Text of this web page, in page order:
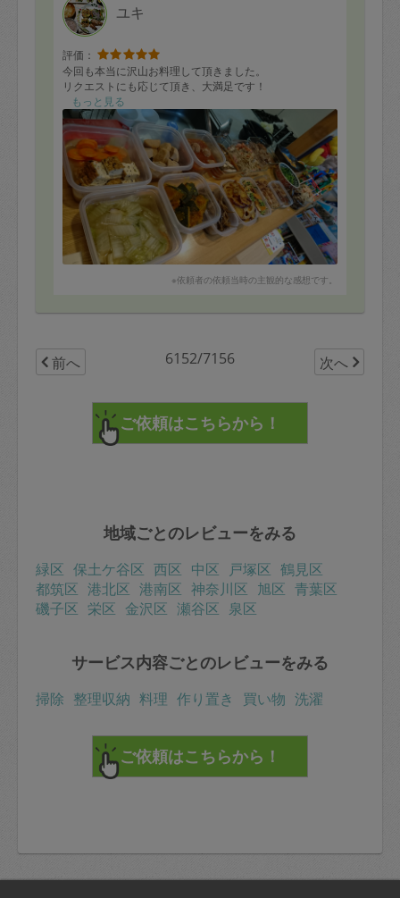
ユキ
評価：
今回も本当に沢山お料理して頂きました。
リクエストにも応じて頂き、大満足です！
もっと見る
※依頼者の依頼当時の主観的な感想です。
前へ 6152/7156 次へ
地域ごとのレビューをみる
緑区 保土ケ谷区 西区 中区 戸塚区 鶴見区
都筑区 港北区 港南区 神奈川区 旭区 青葉区
磯子区 栄区 金沢区 瀬谷区 泉区
サービス内容ごとのレビューをみる
掃除 整理収納 料理 作り置き 買い物 洗濯